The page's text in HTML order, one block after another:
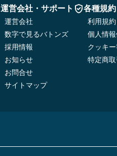
運営会社・サポート
運営会社
数字で見るバトンズ
採用情報
お知らせ
お問合せ
サイトマップ
各種規
利用規約
個人情
クッキ
特定商